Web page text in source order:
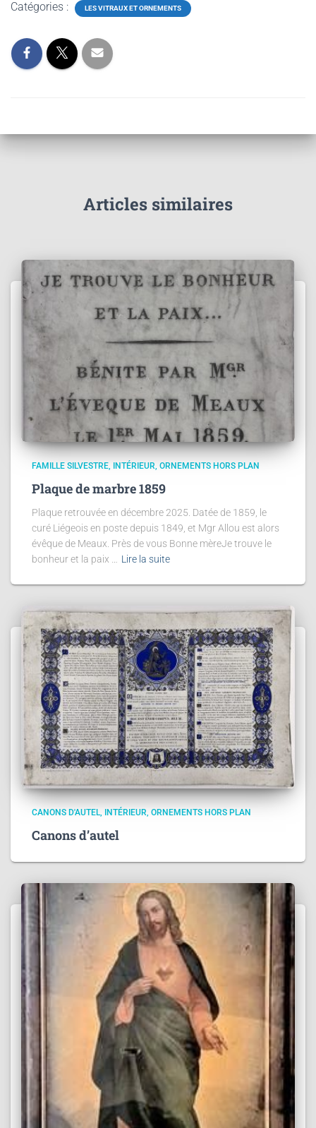
Catégories : LES VITRAUX ET ORNEMENTS
Articles similaires
FAMILLE SILVESTRE INTÉRIEUR ORNEMENTS HORS PLAN
Plaque de marbre 1859
Plaque retrouvée en décembre 2025. Datée de 1859, le
curé Liégeois en poste depuis 1849, et Mgr Allou est alors
évêque de Meaux. Près de vous Bonne mèreJe trouve le
bonheur et la paix … Lire la suite
CANONS D'AUTEL INTÉRIEUR ORNEMENTS HORS PLAN
Canons d’autel